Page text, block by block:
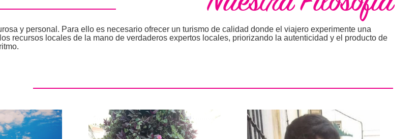
y personal. Para ello es necesario ofrecer un turismo de calidad donde el viajero experimente una
recursos locales de la mano de verdaderos expertos locales, priorizando la autenticidad y el producto de